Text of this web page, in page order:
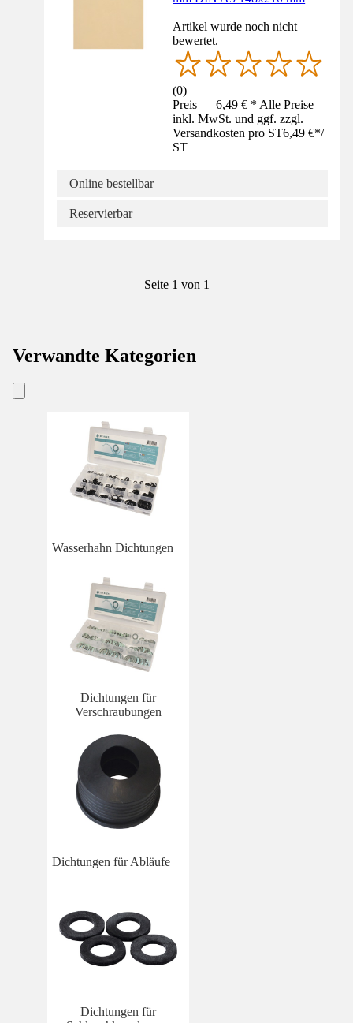
Artikel wurde noch nicht
bewertet.
(0)
Preis — 6,49 € * Alle Preise
inkl. MwSt. und ggf. zzgl.
Versandkosten pro ST6,49 €*/
ST
Online bestellbar
Reservierbar
Seite 1 von 1
Verwandte Kategorien
Wasserhahn Dichtungen
Dichtungen für
Verschraubungen
Dichtungen für Abläufe
Dichtungen für